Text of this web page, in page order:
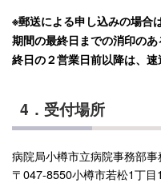
※郵送による申し込みの場合
期間の最終日までの消印の
終日の２営業日前以降は、速
4．受付場所
病院局小樽市立病院事務部
〒047-8550小樽市若松1丁目